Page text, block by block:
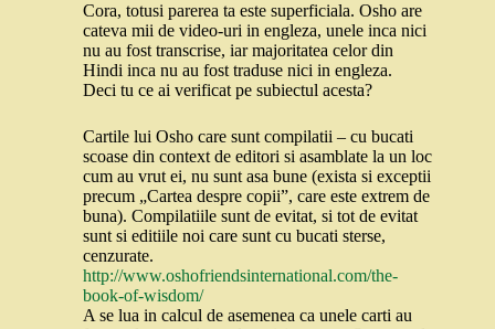
Cora, totusi parerea ta este superficiala. Osho are
cateva mii de video-uri in engleza, unele inca nici
nu au fost transcrise, iar majoritatea celor din
Hindi inca nu au fost traduse nici in engleza.
Deci tu ce ai verificat pe subiectul acesta?
Cartile lui Osho care sunt compilatii – cu bucati
scoase din context de editori si asamblate la un loc
cum au vrut ei, nu sunt asa bune (exista si exceptii
precum „Cartea despre copii”, care este extrem de
buna). Compilatiile sunt de evitat, si tot de evitat
sunt si editiile noi care sunt cu bucati sterse,
cenzurate.
http://www.oshofriendsinternational.com/the-
book-of-wisdom/
A se lua in calcul de asemenea ca unele carti au